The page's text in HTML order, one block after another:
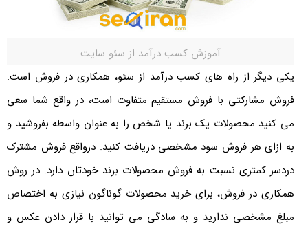
آموزش کسب درآمد از سئو سایت
یکی دیگر از راه های کسب درآمد از سئو، همکاری در فروش است.
فروش مشارکتی با فروش مستقیم متفاوت است، در واقع شما سعی
می کنید محصولات یک برند یا شخص را به عنوان واسطه بفروشید و
به ازای هر فروش سود مشخصی دریافت کنید. درواقع فروش مشترک
دردسر کمتری نسبت به فروش محصولات برند خودتان دارد. در روش
همکاری در فروش، برای خرید محصولات گوناگون نیازی به اختصاص
مبلغ مشخصی ندارید و به سادگی می توانید با قرار دادن عکس و